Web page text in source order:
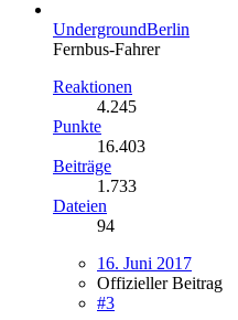
UndergroundBerlin
Fernbus-Fahrer
Reaktionen
4.245
Punkte
16.403
Beiträge
1.733
Dateien
94
16. Juni 2017
Offizieller Beitrag
#3